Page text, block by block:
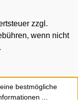
zzgl.
wenn nicht
bestmögliche
...